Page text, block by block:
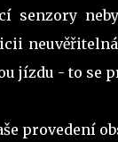
senzory
jízdu - to se
provedení